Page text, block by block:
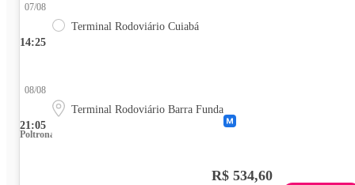
14:25
07/08
Terminal Rodoviário Cuiabá
21:05
08/08
Terminal Rodoviário Barra Funda
Poltrona
R$ 534,60